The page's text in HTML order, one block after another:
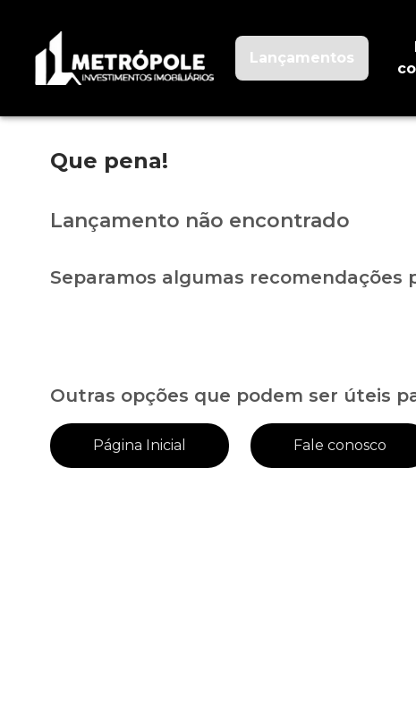
Lançamentos
Que pena!
Lançamento não encontrado
Separamos algumas recomendações
Outras opções que podem ser úteis
Página Inicial Fale conosco